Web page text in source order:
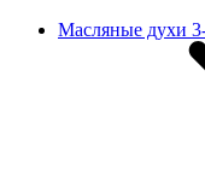
Масляные духи